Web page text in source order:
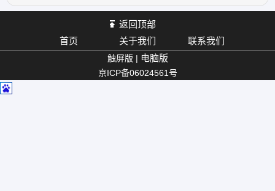
仙竹社通过高洁净生产工艺将先进的生物学技术移植到美容领域，相
对于传统化妆品生产我们获得了具有代差的技术，传统的生化化妆品
和草本萃取化妆品的成分无法为皮肤细胞直接吸收利用，只能浮在皮
肤表面起到有限的补水保湿的作用，而仙竹社通过具有专利的生物双
重微屋发酵技术，让各种天然的化妆品有机原料通过神奇的发酵过程
转化为皮肤细胞可以直接吸收的单糖类、不饱和脂肪酸类、游离氨基
酸类成分，这些成分可以直接为细胞提供营养和能量，可以促进不同
返回顶部
首页
关于我们 联系我们
触屏版 | 电脑版
京ICP备06024561号